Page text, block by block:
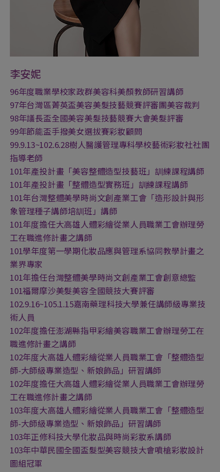
李安妮
96年度職業學校家政群美容科美顏教師研習講師
97年台灣區菁英盃美容美髮技藝競賽評審團美容裁判
98年議長盃全國美容美髮技藝競賽大會美髮評審
99年節能盃手撥美女選拔賽彩妝顧問
99.9.13~102.6.28樹人醫護管理專科學校藝術彩妝社社團
指導老師
101年產投計畫「美容整體造型技藝班」訓練課程講師
101年產投計畫「整體造型實務班」訓練課程講師
101年台灣整體美學時尚文創產業工會「造形設計與形
象管理種子講師培訓班」講師
101年度擔任大高雄人體彩繪從業人員職業工會辦理勞
工在職進修計畫之講師
101學年度第一學期化妝品應與管理系協同教學計畫之
業界專家
101年擔任台灣整體美學時尚文創產業工會創意總監
101福爾摩沙美髮美容全國競技大賽評審
102.9.16~105.1.15嘉南藥理科技大學兼任講師級專業技
術人員
102年度擔任澎湖縣指甲彩繪美容職業工會辦理勞工在
職進修計畫之講師
102年度大高雄人體彩繪從業人員職業工會「整體造型
師-大師級專業造型、新娘飾品」研習講師
102年度擔任大高雄人體彩繪從業人員職業工會辦理勞
工在職進修計畫之講師
103年度大高雄人體彩繪從業人員職業工會「整體造型
師-大師級專業造型、新娘飾品」研習講師
103年正修科技大學化妝品與時尚彩妝系講師
103年中華民國全國盃髮型美容競技大會噴槍彩妝設計
圖組冠軍